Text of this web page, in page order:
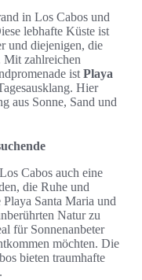
in Los Cabos und
lebhafte Küste ist
und diejenigen, die
Mit zahlreichen
ist Playa
Hier
aus Sonne, Sand und
Cabos auch eine
die Ruhe und
Santa Maria und
Natur zu
für Sonnenanbeter
möchten. Die
bieten traumhafte